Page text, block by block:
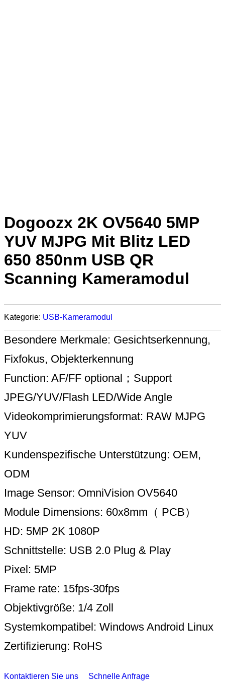
Dogoozx 2K OV5640 5MP
YUV MJPG Mit Blitz LED
650 850nm USB QR
Scanning Kameramodul
Besondere Merkmale: Gesichtserkennung,
Fixfokus, Objekterkennung
Function: AF/FF optional；Support
JPEG/YUV/Flash LED/Wide Angle
Videokomprimierungsformat: RAW MJPG
YUV
Kundenspezifische Unterstützung: OEM,
ODM
Image Sensor: OmniVision OV5640
Module Dimensions: 60x8mm（ PCB）
HD: 5MP 2K 1080P
Schnittstelle: USB 2.0 Plug & Play
Pixel: 5MP
Frame rate: 15fps-30fps
Objektivgröße: 1/4 Zoll
Systemkompatibel: Windows Android Linux
Zertifizierung: RoHS
Kategorie: USB-Kameramodul
Kontaktieren Sie uns Schnelle Anfrage